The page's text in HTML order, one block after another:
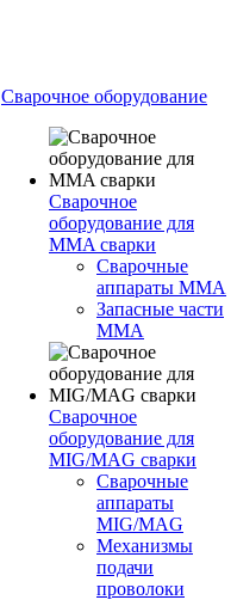
Сварочное оборудование
Сварочное
оборудование для
MMA сварки
Сварочные
аппараты MMA
Запасные части
MMA
Сварочное
оборудование для
MIG/MAG сварки
Сварочные
аппараты
MIG/MAG
Механизмы
подачи
проволоки